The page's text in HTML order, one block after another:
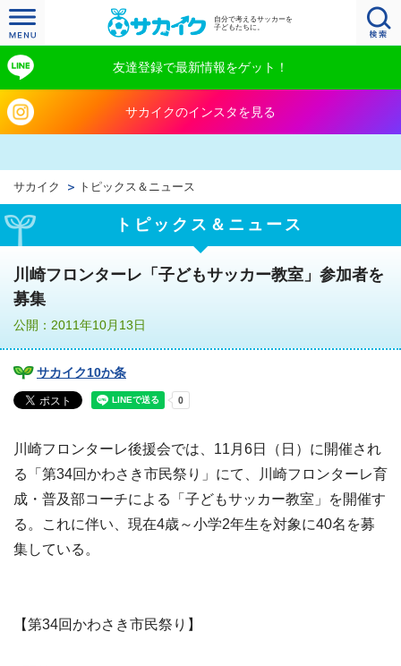
自分で考えるサッカーを
子どもたちに。
友達登録で最新情報をゲット！
サカイクのインスタを見る
サカイク トピックス＆ニュース
トピックス＆ニュース
川崎フロンターレ「子どもサッカー教室」参加者を
募集
公開：2011年10月13日
サカイク10か条
川崎フロンターレ後援会では、11月6日（日）に開催され
る「第34回かわさき市民祭り」にて、川崎フロンターレ育
成・普及部コーチによる「子どもサッカー教室」を開催す
る。これに伴い、現在4歳～小学2年生を対象に40名を募
集している。
【第34回かわさき市民祭り】